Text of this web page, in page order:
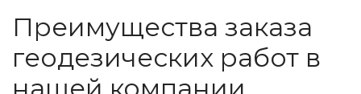
Преимущества заказа
геодезических работ в